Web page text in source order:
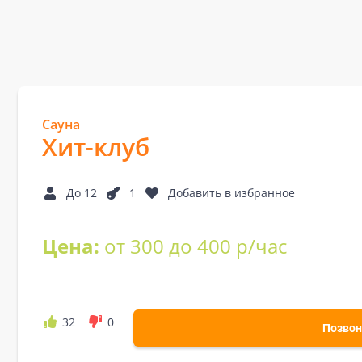
Сауна
Хит-клуб
До 12 1 Добавить в избранное
Цена: от 300 до 400 р/час
32 0